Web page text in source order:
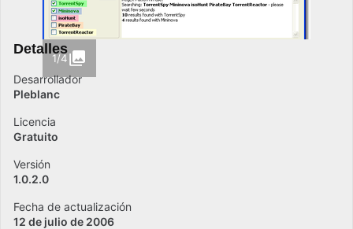
1/4
Detalles
Desarrollador
Pleblanc
Licencia
Gratuito
Versión
1.0.2.0
Fecha de actualización
12 de julio de 2006